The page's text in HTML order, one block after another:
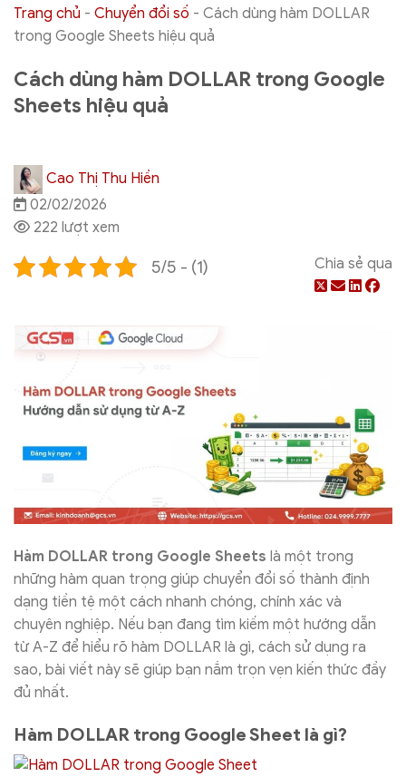
Trang chủ - Chuyển đổi số - Cách dùng hàm DOLLAR
trong Google Sheets hiệu quả
Cách dùng hàm DOLLAR trong Google
Sheets hiệu quả
Cao Thị Thu Hiền
02/02/2026
222 lượt xem
5/5 - (1) Chia sẻ qua
Hàm DOLLAR trong Google Sheets là một trong
những hàm quan trọng giúp chuyển đổi số thành định
dạng tiền tệ một cách nhanh chóng, chính xác và
chuyên nghiệp. Nếu bạn đang tìm kiếm một hướng dẫn
từ A-Z để hiểu rõ hàm DOLLAR là gì, cách sử dụng ra
sao, bài viết này sẽ giúp bạn nắm trọn vẹn kiến thức đầy
đủ nhất.
Hàm DOLLAR trong Google Sheet là gì?